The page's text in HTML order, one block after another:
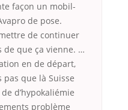
façon un mobil-
de pose.
de continuer
de que ça vienne. …
en de départ,
que là Suisse
d’hypokaliémie
problème